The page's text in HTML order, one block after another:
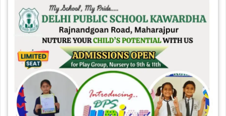
e
b
o
k
s
A
p
p
gr
a
m
e